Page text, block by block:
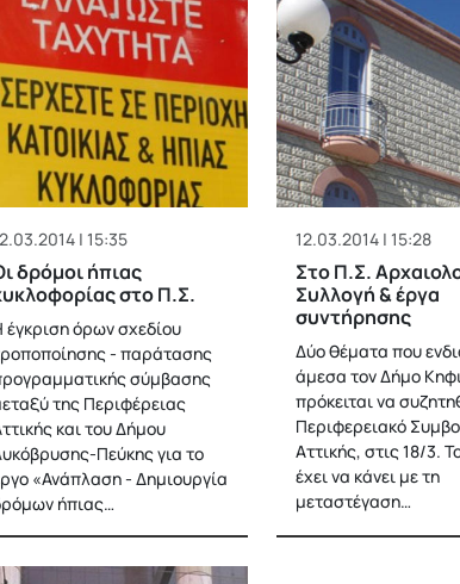
| 15:35
δρόμοι ήπιας
στο Π.Σ.
έγκριση όρων σχεδίου
- παράτασης
σύμβασης
της Περιφέρειας
και του Δήμου
Πεύκης για το
«Ανάπλαση - Δημιουργία
ήπιας…
12.03.2014 | 15:28
Στο Π.Σ.
Συλλογή & έργα
συντήρησης
Δύο θέματα που
άμεσα τον Δήμο
πρόκειται να
Περιφερειακό
Αττικής, στις 18/3.
έχει να κάνει με τη
μεταστέγαση…